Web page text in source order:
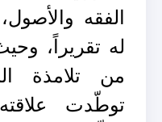
الفقه
له تقريراً،
من تلامذة
توطّدت